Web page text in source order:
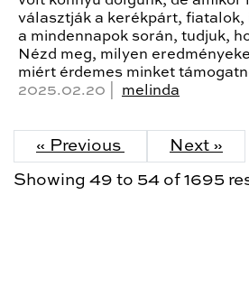
választják a kerékpárt,
a mindennapok során, tudjuk,
Nézd meg, milyen
miért érdemes minket
2025.02.20 | melinda
« Previous Next »
Showing 49 to 54 of 1695